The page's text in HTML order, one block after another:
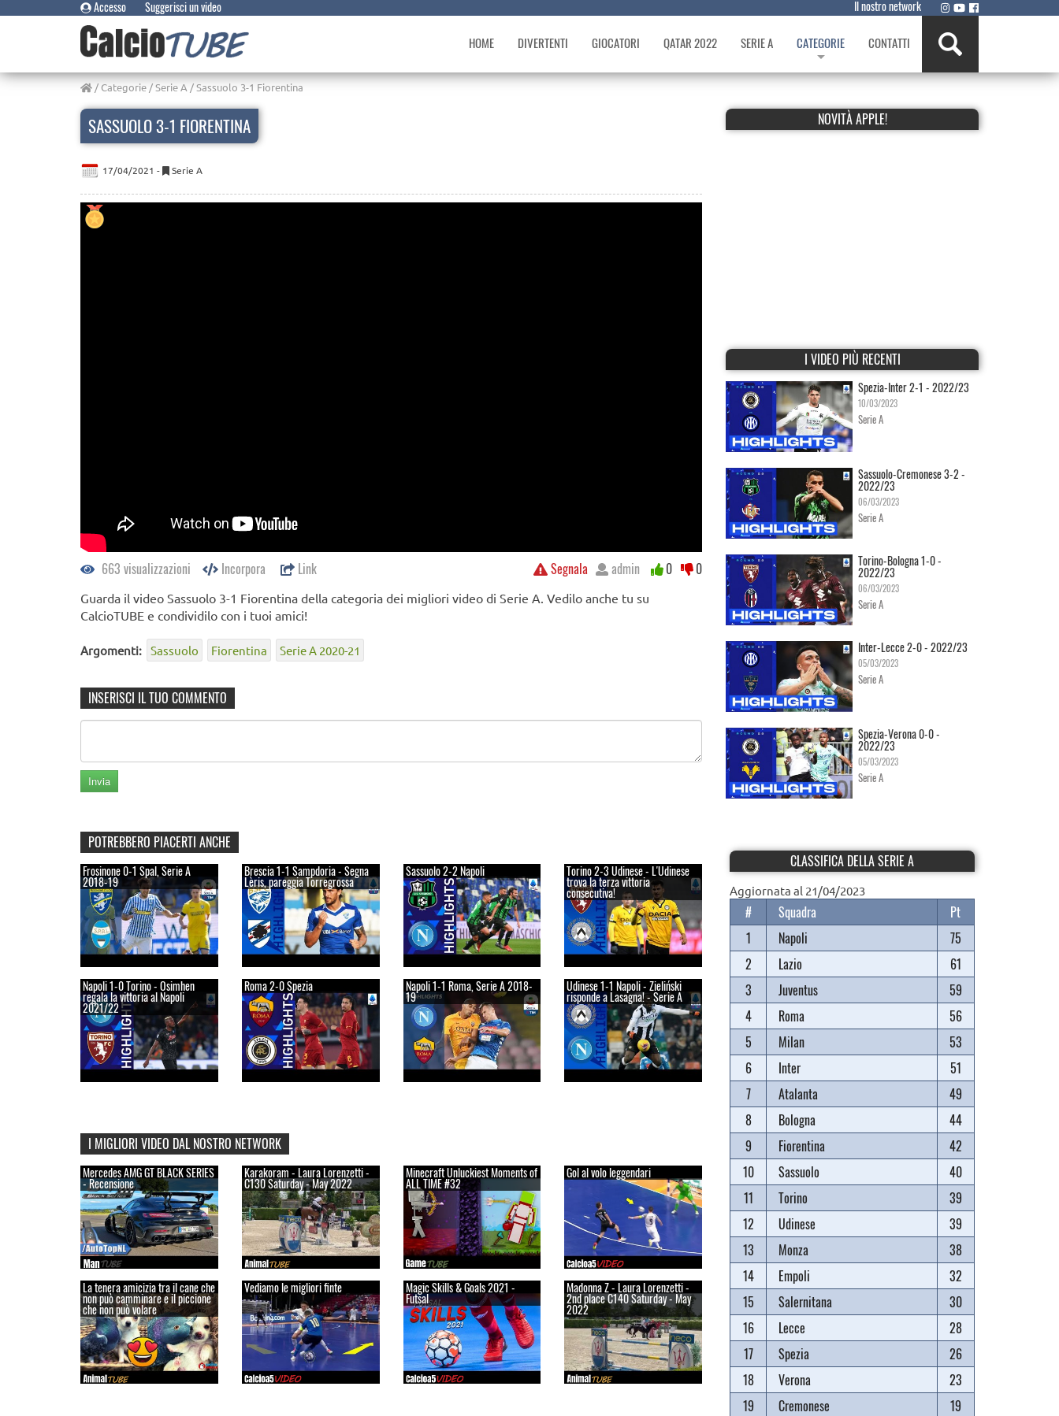
Accesso Suggerisci un video Il nostro network
HOME DIVERTENTI GIOCATORI QATAR 2022 SERIE A CATEGORIE CONTATTI
/Categorie/Serie A / Sassuolo 3-1 Fiorentina
SASSUOLO 3-1 FIORENTINA
17/04/2021 - Serie A
663 visualizzazioni Incorpora Link Segnala admin 0 0
Guarda il video Sassuolo 3-1 Fiorentina della categoria dei migliori video di Serie A. Vedilo anche tu su
CalcioTUBE e condividilo con i tuoi amici!
Argomenti: Sassuolo Fiorentina Serie A 2020-21
INSERISCI IL TUO COMMENTO
POTREBBERO PIACERTI ANCHE
Frosinone 0-1 Spal, Serie A
2018-19
Brescia 1-1 Sampdoria - Segna
Lèris, pareggia Torregrossa
Sassuolo 2-2 Napoli Torino 2-3 Udinese - L'Udinese
trova la terza vittoria
consecutiva!
Napoli 1-0 Torino - Osimhen
regala la vittoria al Napoli
2021/22
Roma 2-0 Spezia Napoli 1-1 Roma, Serie A 2018-
19
Udinese 1-1 Napoli - Zieliński
risponde a Lasagna! - Serie A
I MIGLIORI VIDEO DAL NOSTRO NETWORK
Mercedes AMG GT BLACK SERIES
- Recensione
Karakoram - Laura Lorenzetti -
C130 Saturday - May 2022
Minecraft Unluckiest Moments of
ALL TIME #32
Gol al volo leggendari
La tenera amicizia tra il cane che
non può camminare e il piccione
che non può volare
Vediamo le migliori finte Magic Skills & Goals 2021 -
Futsal
Madonna Z - Laura Lorenzetti -
2nd place C140 Saturday - May
2022
NOVITÀ APPLE!
I VIDEO PIÙ RECENTI
Spezia-Inter 2-1 - 2022/23
10/03/2023
Serie A
Sassuolo-Cremonese 3-2 -
2022/23
06/03/2023
Serie A
Torino-Bologna 1-0 -
2022/23
06/03/2023
Serie A
Inter-Lecce 2-0 - 2022/23
05/03/2023
Serie A
Spezia-Verona 0-0 -
2022/23
05/03/2023
Serie A
CLASSIFICA DELLA SERIE A
Aggiornata al 21/04/2023
# Squadra
Pt
1
Napoli
75
2
Lazio
61
3
Juventus
59
4
Roma
56
5
Milan
53
6
Inter
51
7
Atalanta
49
8
Bologna
44
9
Fiorentina
42
10
Sassuolo
40
11
Torino
39
12
Udinese
39
13
Monza
38
14
Empoli
32
15
Salernitana
30
16
Lecce
28
17
Spezia
26
18
Verona
23
19
Cremonese
19